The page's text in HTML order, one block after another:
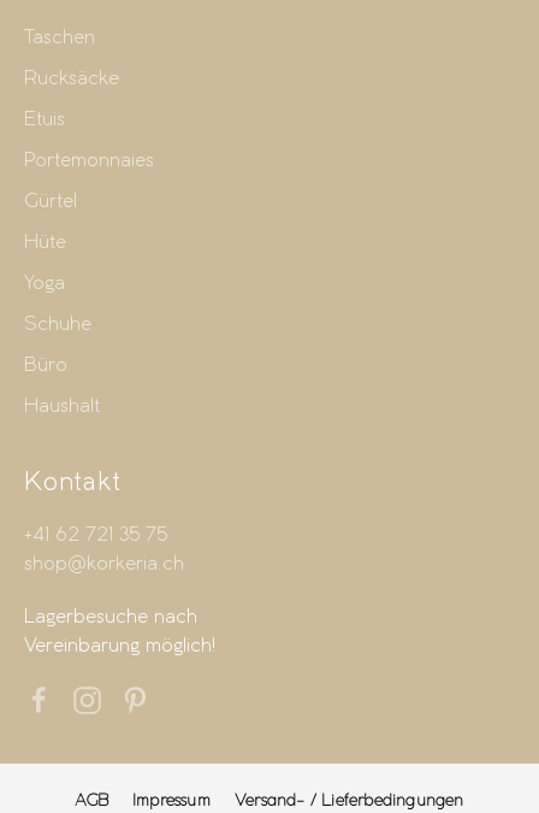
Taschen
Rucksäcke
Etuis
Portemonnaies
Gürtel
Hüte
Yoga
Schuhe
Büro
Haushalt
Kontakt
+41 62 721 35 75
shop@korkeria.ch
Lagerbesuche nach
Vereinbarung möglich!
AGB Impressum Versand- / Lieferbedingungen